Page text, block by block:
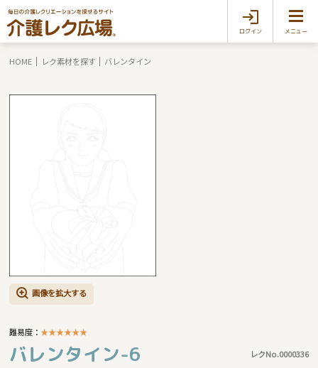
ログイン メニュー
HOME レク素材を探す バレンタイン
画像を拡大する
難易度：★★★★★★
バレンタイン-6 レクNo.0000336